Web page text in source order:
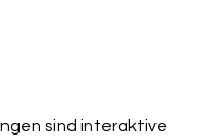
sind interaktive